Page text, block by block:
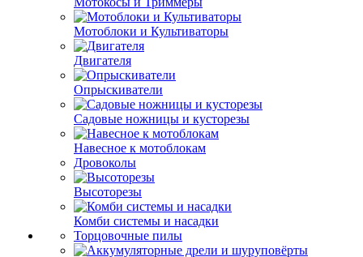
Мотоблоки и Культиваторы
Двигателя
Опрыскиватели
Садовые ножницы и кусторезы
Навесное к мотоблокам
Дровоколы
Высоторезы
Комби системы и насадки
Торцовочные пилы